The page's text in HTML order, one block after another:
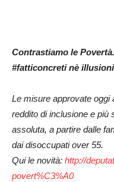
Contrastiamo le
#fatticoncreti nè
Le misure approvate oggi
reddito di inclusione e più
assoluta, a partire dalle
dai disoccupati over 55.
Qui le novità: http://
povert%C3%A0